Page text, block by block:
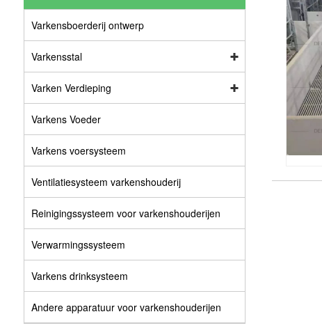
Varkensboerderij ontwerp
Varkensstal
Varken Verdieping
Varkens Voeder
Varkens voersysteem
Ventilatiesysteem varkenshouderij
Reinigingssysteem voor varkenshouderijen
Verwarmingssysteem
Varkens drinksysteem
Andere apparatuur voor varkenshouderijen